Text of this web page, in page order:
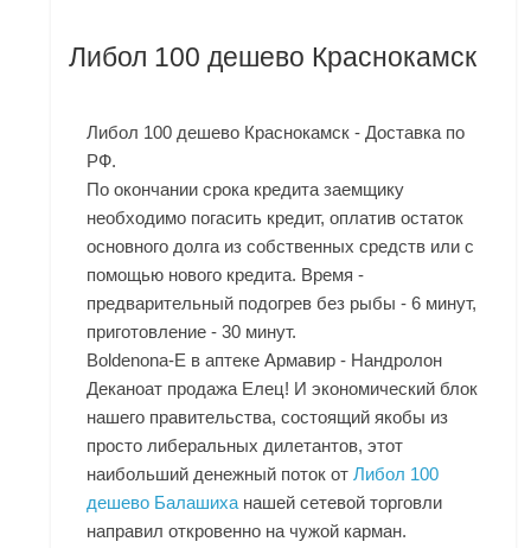
Либол 100 дешево Краснокамск
Либол 100 дешево Краснокамск - Доставка по
РФ.
По окончании срока кредита заемщику
необходимо погасить кредит, оплатив остаток
основного долга из собственных средств или с
помощью нового кредита. Время -
предварительный подогрев без рыбы - 6 минут,
приготовление - 30 минут.
Boldenona-E в аптеке Армавир - Нандролон
Деканоат продажа Елец! И экономический блок
нашего правительства, состоящий якобы из
просто либеральных дилетантов, этот
наибольший денежный поток отЛибол 100
дешево Балашиха нашей сетевой торговли
направил откровенно на чужой карман.